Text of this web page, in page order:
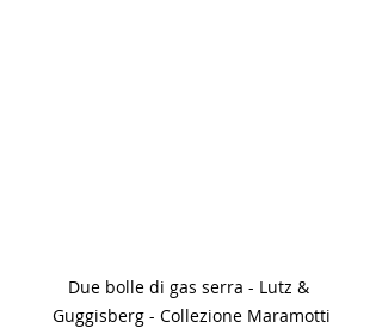
Due bolle di gas serra - Lutz &
Guggisberg - Collezione Maramotti